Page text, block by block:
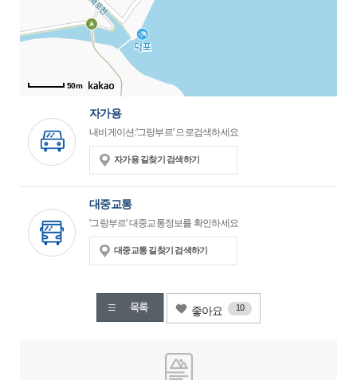
50m
자가용
내비게이션:'그랑부르' 으로검색하세요
자가용 길찾기 검색하기
대중교통
'그랑부르' 대중교통정보를 확인하세요
대중교통 길찾기 검색하기
좋아요 10